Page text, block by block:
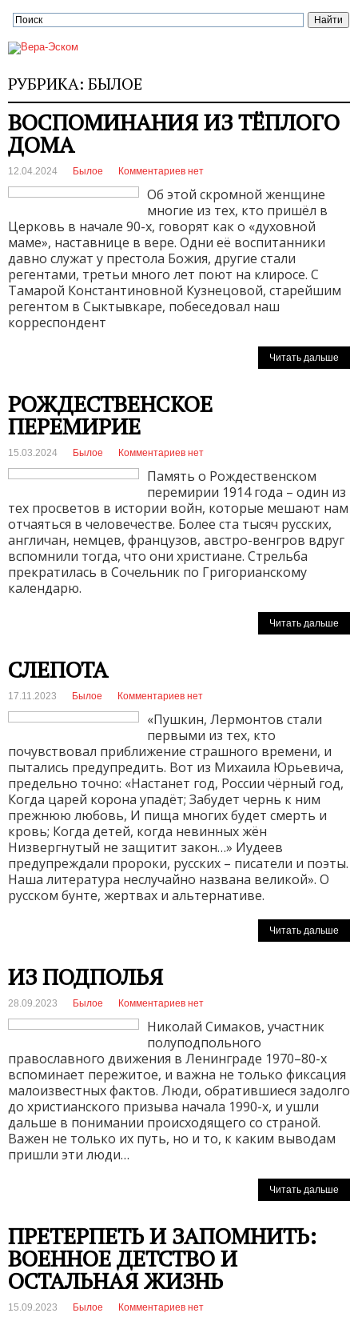
РУБРИКА: БЫЛОЕ
ВОСПОМИНАНИЯ ИЗ ТЁПЛОГО
ДОМА
12.04.2024 Былое Комментариев нет
Об этой скромной женщине
многие из тех, кто пришёл в
Церковь в начале 90-х, говорят как о «духовной
маме», наставнице в вере. Одни её воспитанники
давно служат у престола Божия, другие стали
регентами, третьи много лет поют на клиросе. С
Тамарой Константиновной Кузнецовой, старейшим
регентом в Сыктывкаре, побеседовал наш
корреспондент
Читать дальше
РОЖДЕСТВЕНСКОЕ
ПЕРЕМИРИЕ
15.03.2024 Былое Комментариев нет
Память о Рождественском
перемирии 1914 года – один из
тех просветов в истории войн, которые мешают нам
отчаяться в человечестве. Более ста тысяч русских,
англичан, немцев, французов, австро-венгров вдруг
вспомнили тогда, что они христиане. Стрельба
прекратилась в Сочельник по Григорианскому
календарю.
Читать дальше
СЛЕПОТА
17.11.2023 Былое Комментариев нет
«Пушкин, Лермонтов стали
первыми из тех, кто
почувствовал приближение страшного времени, и
пытались предупредить. Вот из Михаила Юрьевича,
предельно точно: «Настанет год, России чёрный год,
Когда царей корона упадёт; Забудет чернь к ним
прежнюю любовь, И пища многих будет смерть и
кровь; Когда детей, когда невинных жён
Низвергнутый не защитит закон…» Иудеев
предупреждали пророки, русских – писатели и поэты.
Наша литература неслучайно названа великой». О
русском бунте, жертвах и альтернативе.
Читать дальше
ИЗ ПОДПОЛЬЯ
28.09.2023 Былое Комментариев нет
Николай Симаков, участник
полуподпольного
православного движения в Ленинграде 1970–80-х
вспоминает пережитое, и важна не только фиксация
малоизвестных фактов. Люди, обратившиеся задолго
до христианского призыва начала 1990-х, и ушли
дальше в понимании происходящего со страной.
Важен не только их путь, но и то, к каким выводам
пришли эти люди…
Читать дальше
ПРЕТЕРПЕТЬ И ЗАПОМНИТЬ:
ВОЕННОЕ ДЕТСТВО И
ОСТАЛЬНАЯ ЖИЗНЬ
15.09.2023 Былое Комментариев нет